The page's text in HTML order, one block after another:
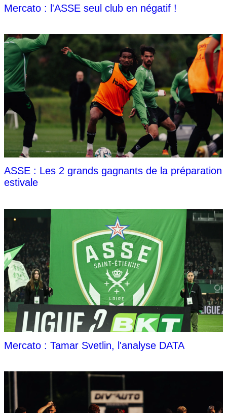
Mercato : l'ASSE seul club en négatif !
ASSE : Les 2 grands gagnants de la préparation
estivale
Mercato : Tamar Svetlin, l'analyse DATA